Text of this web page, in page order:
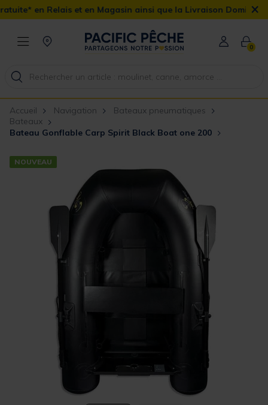
et en Magasin ainsi que la Livraison Domicile offerte dès 90€
×
0
Accueil Navigation
Bateaux pneumatiques
Bateaux
Bateau Gonflable Carp Spirit Black Boat one 200
NOUVEAU